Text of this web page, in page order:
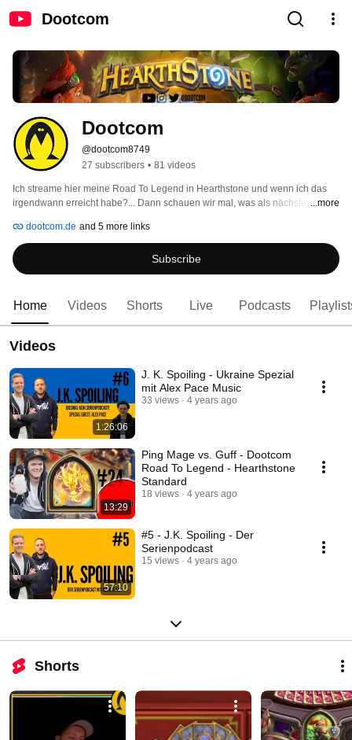
Dootcom
Dootcom
@dootcom8749
27 subscribers • 81 videos
Ich streame hier meine Road To Legend in Hearthstone und wenn ich das
irgendwann erreicht habe?... Dann schauen wir mal, was als nächstes ...more
dootcom.de and 5 more links
Subscribe
Home Videos Shorts Live Podcasts
Videos
1:26:06
J. K. Spoiling - Ukraine Spezial
mit Alex Pace Music
33 views 4 years ago
13:29
Ping Mage vs. Guff - Dootcom
Road To Legend - Hearthstone
Standard
18 views 4 years ago
57:10
#5 - J.K. Spoiling - Der
Serienpodcast
15 views 4 years ago
Shorts